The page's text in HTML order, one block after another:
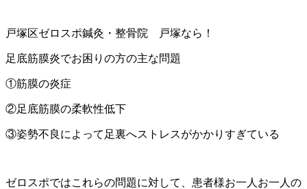
戸塚区ゼロスポ鍼灸・整骨院 戸塚なら！
足底筋膜炎でお困りの方の主な問題
①筋膜の炎症
②足底筋膜の柔軟性低下
③姿勢不良によって足裏へストレスがかかりすぎている
ゼロスポではこれらの問題に対して、患者様お一人お一人の